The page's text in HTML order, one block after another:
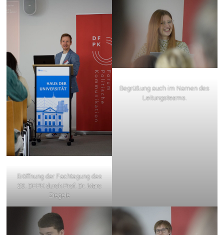
Eröffnung der Fachtagung des
20. DFPK durch Prof. Dr. Marc
Ziegele
Begrüßung auch im Namen des
Leitungsteams.